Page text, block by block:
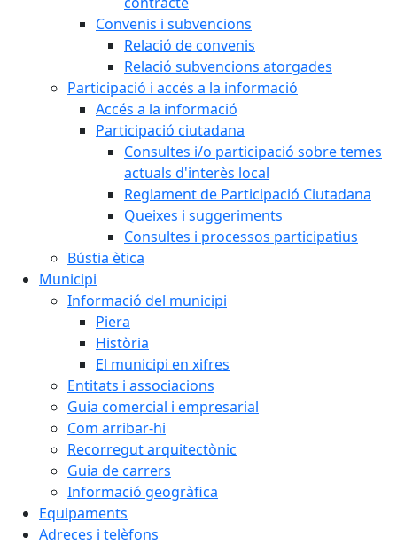
Convenis i subvencions
Relació de convenis
Relació subvencions atorgades
Participació i accés a la informació
Accés a la informació
Participació ciutadana
Consultes i/o participació sobre temes
actuals d'interès local
Reglament de Participació Ciutadana
Queixes i suggeriments
Consultes i processos participatius
Bústia ètica
Municipi
Informació del municipi
Piera
Història
El municipi en xifres
Entitats i associacions
Guia comercial i empresarial
Com arribar-hi
Recorregut arquitectònic
Guia de carrers
Informació geogràfica
Equipaments
Adreces i telèfons